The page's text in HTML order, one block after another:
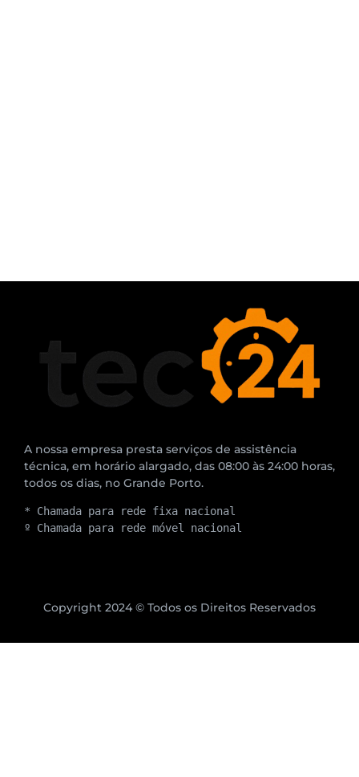
A nossa empresa presta serviços de assistência
técnica, em horário alargado, das 08:00 às 24:00 horas,
todos os dias, no Grande Porto.
* Chamada para rede fixa nacional
º Chamada para rede móvel nacional
Copyright 2024 © Todos os Direitos Reservados